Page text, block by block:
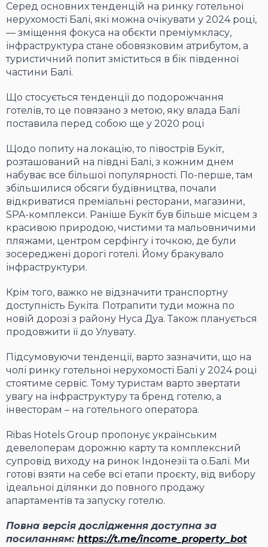
Серед основних тенденцій на ринку готельної
нерухомості Балі, які можна очікувати у 2024 році,
— зміщення фокуса на обєкти преміумкласу,
інфраструктура стане обовязковим атрибутом, а
туристичний попит зміститься в бік південної
частини Балі.
Що стосується тенденції до подорожчання
готелів, то це повязано з метою, яку влада Балі
поставила перед собою ще у 2020 році
Щодо попиту на локацію, то півострів Букіт,
розташований на півдні Балі, з кожним днем
набуває все більшої популярності. По-перше, там
збільшилися обсяги будівництва, почали
відкриватися преміальні ресторани, магазини,
SPA-комплекси. Раніше Букіт був більше місцем з
красивою природою, чистими та мальовничими
пляжами, центром серфінгу і точкою, де були
зосереджені дорогі готелі. Йому бракувало
інфраструктури.
Крім того, важко не відзначити транспортну
доступність Букіта. Потрапити туди можна по
новій дорозі з району Нуса Дуа. Також планується
продовжити її до Улувату.
Підсумовуючи тенденції, варто зазначити, що на
чолі ринку готельної нерухомості Балі у 2024 році
стоятиме сервіс. Тому туристам варто звертати
увагу на інфраструктуру та бренд готелю, а
інвесторам – на готельного оператора.
Ribas Hotels Group пропонує українським
девелоперам дорожню карту та комплексний
супровід виходу на ринок Індонезії та о.Балі. Ми
готові взяти на себе всі етапи проєкту, від вибору
ідеальної ділянки до повного продажу
апартаментів та запуску готелю.
Повна версія дослідження доступна за
посиланням: https://t.me/income_property_bot